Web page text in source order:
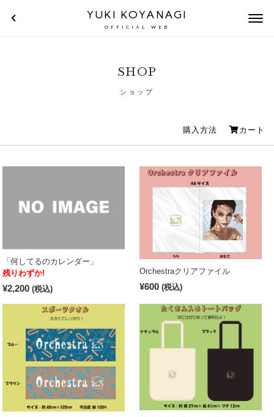
YUKI KOYANAGI
OFFICIAL WEB
SHOP
ショップ
購入方法 カート
「何してるのカレンダー」
残りわずか!
¥2,200 (税込)
Orchestraクリアファイル
¥600 (税込)